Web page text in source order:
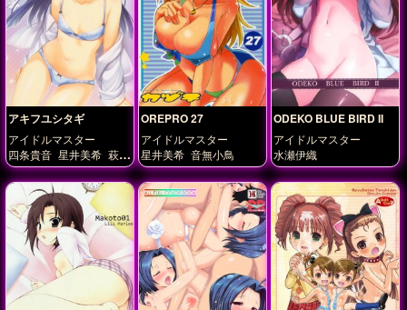
アキフユシタギ
アイドルマスター
四条貴音 星井美希 萩原
雪歩 響
OREPRO 27
アイドルマスター
星井美希 音無小鳥
ODEKO BLUE BIRD II
アイドルマスター
水瀬伊織